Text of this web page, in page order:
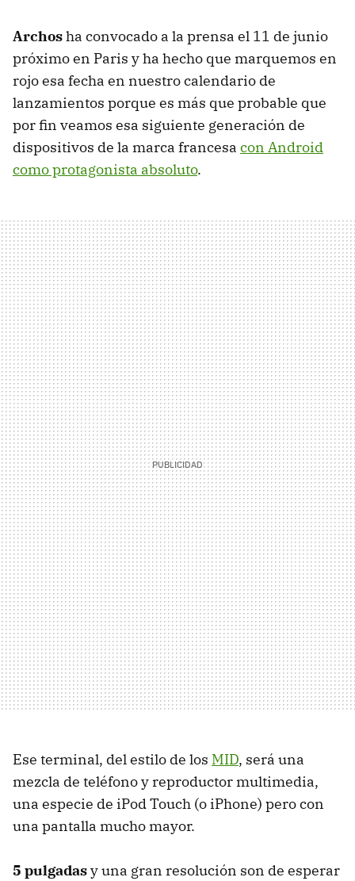
Archosha convocado a la prensa el 11 de junio
próximo en Paris y ha hecho que marquemos en
rojo esa fecha en nuestro calendario de
lanzamientos porque es más que probable que
por fin veamos esa siguiente generación de
dispositivos de la marca francesa con Android
como protagonista absoluto.
Ese terminal, del estilo de los MID, será una
mezcla de teléfono y reproductor multimedia,
una especie de iPod Touch (o iPhone) pero con
una pantalla mucho mayor.
5 pulgadasy una gran resolución son de esperar